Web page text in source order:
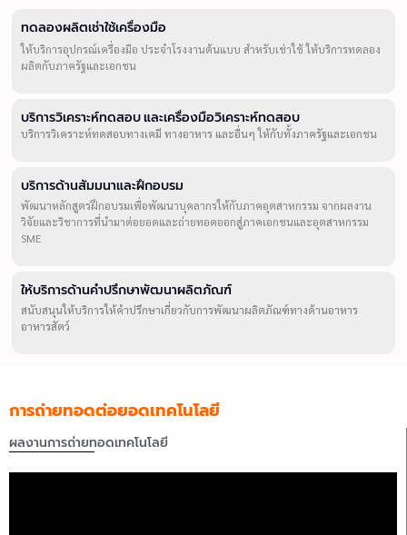
ทดลองผลิตเช่าใช้เครื่องมือ
ให้บริการอุปกรณ์เครื่องมือ ประจำโรงงานต้นแบบ สำหรับเช่าใช้ ให้บริการทดลอง
ผลิตกับภาครัฐและเอกชน
บริการวิเคราะห์ทดสอบ และเครื่องมือวิเคราะห์ทดสอบ
บริการวิเคราะห์ทดสอบทางเคมี ทางอาหาร และอื่นๆ ให้กับทั้งภาครัฐและเอกชน
บริการด้านสัมมนาและฝึกอบรม
พัฒนาหลักสูตรฝึกอบรมเพื่อพัฒนาบุคลากรให้กับภาคอุตสาหกรรม จากผลงาน
วิจัยและวิชาการที่นำมาต่อยอดและถ่ายทอดออกสู่ภาคเอกชนและอุตสาหกรรม
SME
ให้บริการด้านคำปรึกษาพัฒนาผลิตภัณฑ์
สนับสนุนให้บริการให้คำปรึกษาเกี่ยวกับการพัฒนาผลิตภัณฑ์ทางด้านอาหาร
อาหารสัตว์
การถ่ายทอดต่อยอดเทคโนโลยี
ผลงานการถ่ายทอดเทคโนโลยี